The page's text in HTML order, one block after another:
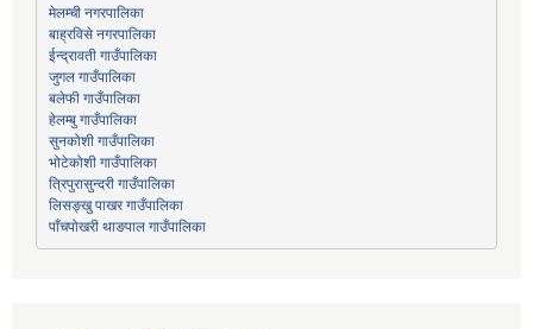
मेलम्ची नगरपालिका
बाह्रविसे नगरपालिका
ईन्द्रावती गाउँपालिका
जुगल गाउँपालिका
बलेफी गाउँपालिका
हेलम्बु गाउँपालिका
सुनकोशी गाउँपालिका
भोटेकोशी गाउँपालिका
त्रिपुरासुन्दरी गाउँपालिका
लिसङ्खु पाखर गाउँपालिका
पाँचपोखरी थाङपाल गाउँपालिका